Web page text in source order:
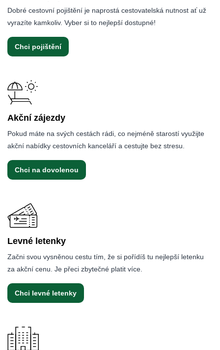
Dobré cestovní pojištění je naprostá cestovatelská nutnost ať už
vyrazíte kamkoliv. Vyber si to nejlepší dostupné!
Chci pojištění
Akční zájezdy
Pokud máte na svých cestách rádi, co nejméně starostí využijte
akční nabídky cestovních kanceláří a cestujte bez stresu.
Chci na dovolenou
Levné letenky
Začni svou vysněnou cestu tím, že si pořídíš tu nejlepší letenku
za akční cenu. Je přeci zbytečné platit více.
Chci levné letenky